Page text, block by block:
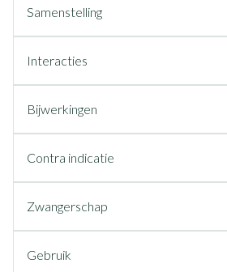
Samenstelling
Interacties
Bijwerkingen
Contra indicatie
Zwangerschap
Gebruik